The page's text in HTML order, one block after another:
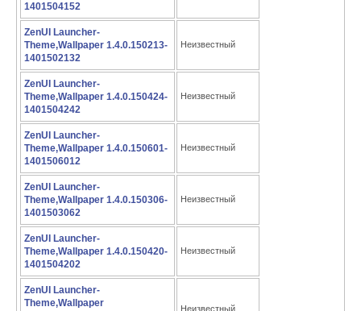
1401504152
ZenUI Launcher-
Theme,Wallpaper 1.4.0.150213-
1401502132
Неизвестный
ZenUI Launcher-
Theme,Wallpaper 1.4.0.150424-
1401504242
Неизвестный
ZenUI Launcher-
Theme,Wallpaper 1.4.0.150601-
1401506012
Неизвестный
ZenUI Launcher-
Theme,Wallpaper 1.4.0.150306-
1401503062
Неизвестный
ZenUI Launcher-
Theme,Wallpaper 1.4.0.150420-
1401504202
Неизвестный
ZenUI Launcher-
Theme,Wallpaper
Неизвестный